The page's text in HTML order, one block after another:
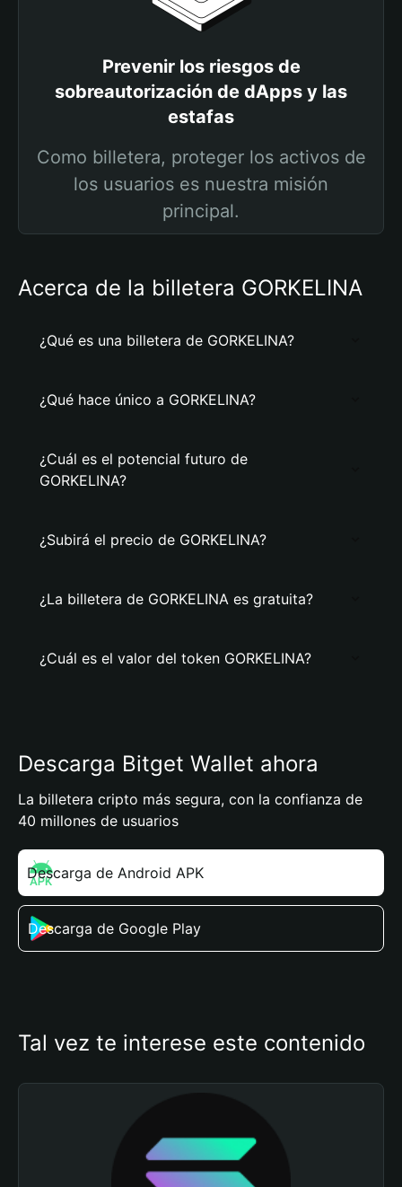
Prevenir los riesgos de
sobreautorización de dApps y las
estafas
Como billetera, proteger los activos de
los usuarios es nuestra misión
principal.
Acerca de la billetera GORKELINA
¿Qué es una billetera de GORKELINA?
¿Qué hace único a GORKELINA?
¿Cuál es el potencial futuro de
GORKELINA?
¿Subirá el precio de GORKELINA?
¿La billetera de GORKELINA es gratuita?
¿Cuál es el valor del token GORKELINA?
Descarga Bitget Wallet ahora
La billetera cripto más segura, con la confianza de
40 millones de usuarios
Descarga de Android APK
Descarga de Google Play
Tal vez te interese este contenido